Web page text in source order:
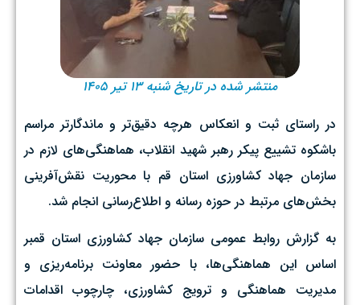
منتشر شده در تاریخ شنبه ۱۳ تیر ۱۴۰۵
در راستای ثبت و انعکاس هرچه دقیق‌تر و ماندگارتر مراسم
باشکوه تشییع پیکر رهبر شهید انقلاب، هماهنگی‌های لازم در
سازمان جهاد کشاورزی استان قم با محوریت نقش‌آفرینی
بخش‌های مرتبط در حوزه رسانه و اطلاع‌رسانی انجام شد.
به گزارش روابط عمومی سازمان جهاد کشاورزی استان قمبر
اساس این هماهنگی‌ها، با حضور معاونت برنامه‌ریزی و
مدیریت هماهنگی و ترویج کشاورزی، چارچوب اقدامات